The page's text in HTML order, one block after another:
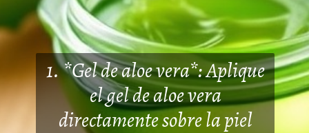
1. *Gel de aloe vera*: Aplique
el gel de aloe vera
directamente sobre la piel